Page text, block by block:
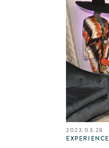
2023.03.28
EXPERIENCE